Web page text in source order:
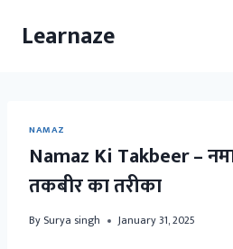
Learnaze
NAMAZ
Namaz Ki Takbeer –
तकबीर का तरीका
By Surya singh January 31, 2025